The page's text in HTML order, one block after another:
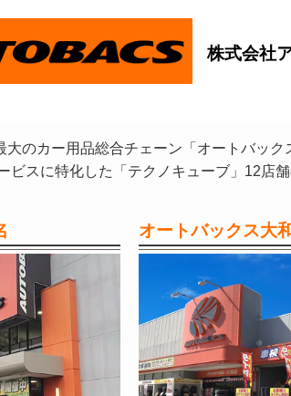
株式会社
大のカー用品総合チェーン「オートバッ
ビスに特化した「テクノキューブ」12店
オートバックス大